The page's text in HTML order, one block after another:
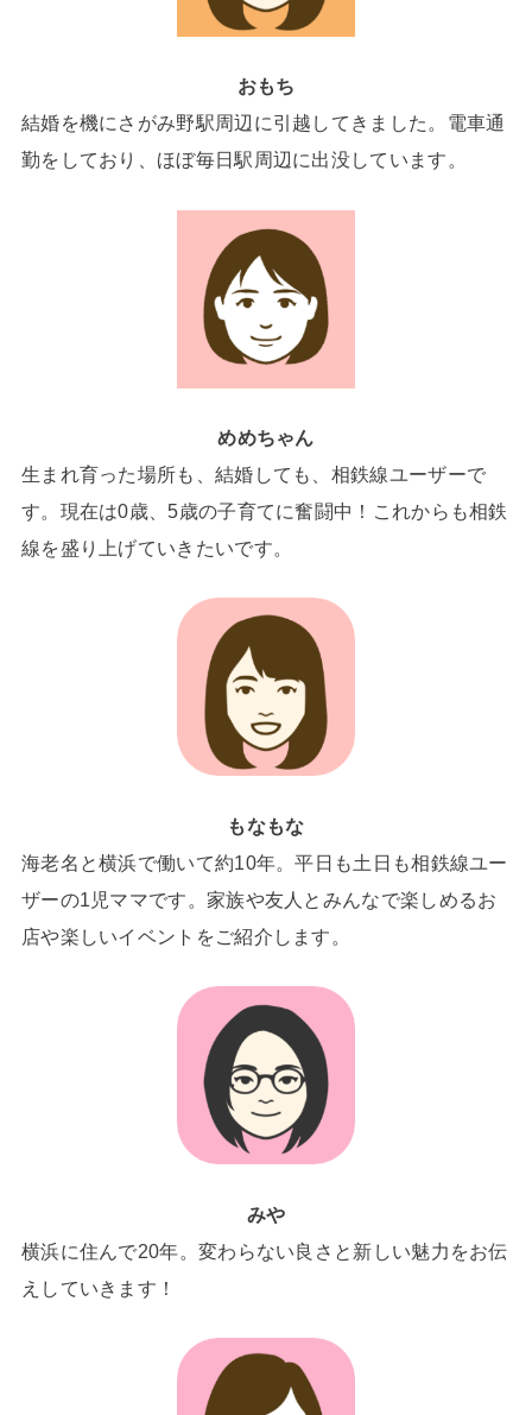
おもち
結婚を機にさがみ野駅周辺に引越してきました。電車通
勤をしており、ほぼ毎日駅周辺に出没しています。
めめちゃん
生まれ育った場所も、結婚しても、相鉄線ユーザーで
す。現在は0歳、5歳の子育てに奮闘中！これからも相鉄
線を盛り上げていきたいです。
もなもな
海老名と横浜で働いて約10年。平日も土日も相鉄線ユー
ザーの1児ママです。家族や友人とみんなで楽しめるお
店や楽しいイベントをご紹介します。
みや
横浜に住んで20年。変わらない良さと新しい魅力をお伝
えしていきます！